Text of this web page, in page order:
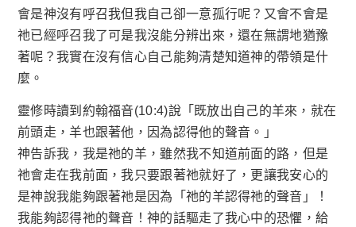
會是神沒有呼召我但我自己卻一意孤行呢？又會不會是
祂已經呼召我了可是我沒能分辨出來，還在無謂地猶豫
著呢？我實在沒有信心自己能夠清楚知道神的帶領是什
麼。
靈修時讀到約翰福音(10:4)說「既放出自己的羊來，就在
前頭走，羊也跟著他，因為認得他的聲音。」
神告訴我，我是祂的羊，雖然我不知道前面的路，但是
祂會走在我前面，我只要跟著祂就好了，更讓我安心的
是神說我能夠跟著祂是因為「祂的羊認得祂的聲音」！
我能夠認得祂的聲音！神的話驅走了我心中的恐懼，給